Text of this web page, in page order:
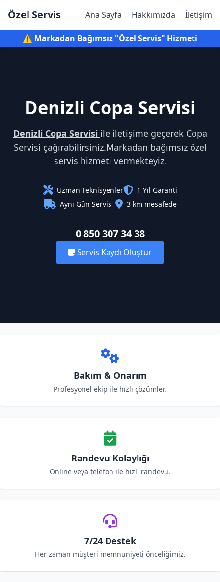
Özel Servis Ana Sayfa Hakkımızda İletişim
⚠️ Markadan Bağımsız "Özel Servis" Hizmeti
Denizli Copa Servisi
Denizli Copa Servisi ile iletişime geçerek Copa
Servisi çağırabilirsiniz.Markadan bağımsız özel
servis hizmeti vermekteyiz.
Uzman Teknisyenler
1 Yıl Garanti
Aynı Gün Servis
3 km mesafede
0 850 307 34 38
Servis Kaydı Oluştur
Bakım & Onarım
Profesyonel ekip ile hızlı çözümler.
Randevu Kolaylığı
Online veya telefon ile hızlı randevu.
7/24 Destek
Her zaman müşteri memnuniyeti önceliğimiz.